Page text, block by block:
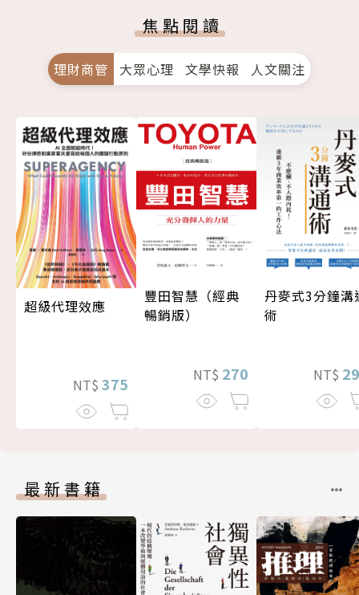
焦點閱讀
理財商管 大眾心理 文學快報 人文關注
超級代理效應
NT$ 375
豐田智慧（經典
暢銷版）
NT$ 270
丹麥式3分鐘溝
術
NT$
最新書籍